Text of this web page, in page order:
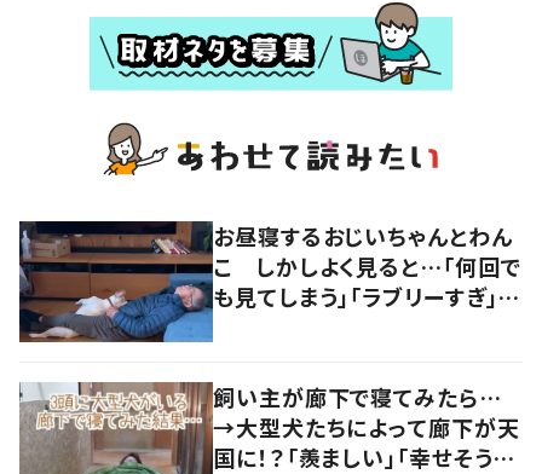
お昼寝するおじいちゃんとわん
こ しかしよく見ると…「何回で
も見てしまう」「ラブリーすぎ」の
飼い主が廊下で寝てみたら…
→大型犬たちによって廊下が天
国に！？「羨ましい」「幸せそう」